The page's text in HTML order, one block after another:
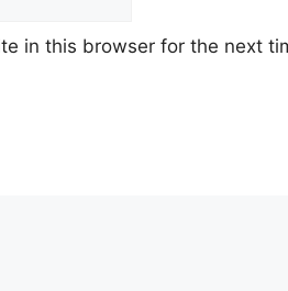
in this browser for the next